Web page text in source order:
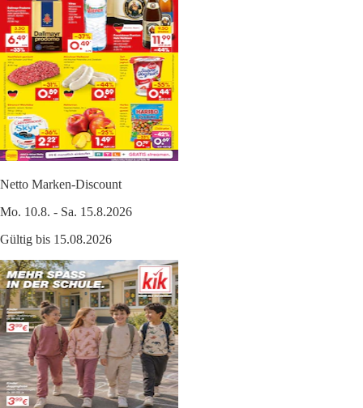
Netto Marken-Discount
Mo. 10.8. - Sa. 15.8.2026
Gültig bis 15.08.2026